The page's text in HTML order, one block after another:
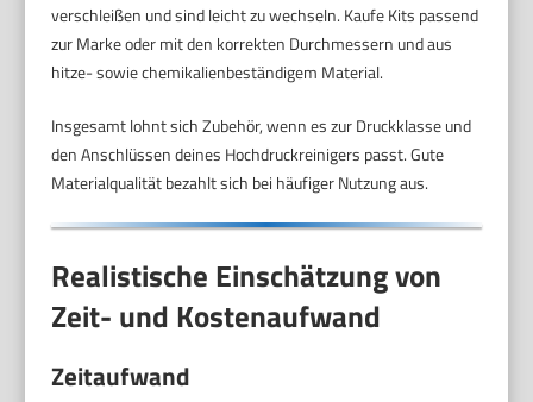
verschleißen und sind leicht zu wechseln. Kaufe Kits passend
zur Marke oder mit den korrekten Durchmessern und aus
hitze- sowie chemikalienbeständigem Material.
Insgesamt lohnt sich Zubehör, wenn es zur Druckklasse und
den Anschlüssen deines Hochdruckreinigers passt. Gute
Materialqualität bezahlt sich bei häufiger Nutzung aus.
Realistische Einschätzung von
Zeit- und Kostenaufwand
Zeitaufwand